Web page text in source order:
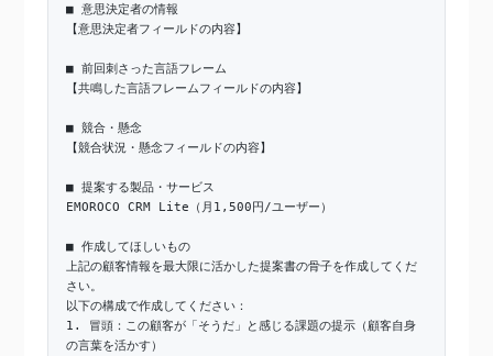
■ 意思決定者の情報
【意思決定者フィールドの内容】
■ 前回刺さった言語フレーム
【共鳴した言語フレームフィールドの内容】
■ 競合・懸念
【競合状況・懸念フィールドの内容】
■ 提案する製品・サービス
EMOROCO CRM Lite（月1,500円/ユーザー）
■ 作成してほしいもの
上記の顧客情報を最大限に活かした提案書の骨子を作成してくだ
さい。
以下の構成で作成してください：
1. 冒頭：この顧客が「そうだ」と感じる課題の提示（顧客自身
の言葉を活かす）